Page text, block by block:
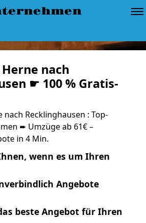
nach
☛ 100 % Gratis-
nach Recklinghausen : Top-
➨ Umzüge ab 61€ –
in 4 Min.
wenn es um Ihren
Angebote
beste Angebot für Ihren